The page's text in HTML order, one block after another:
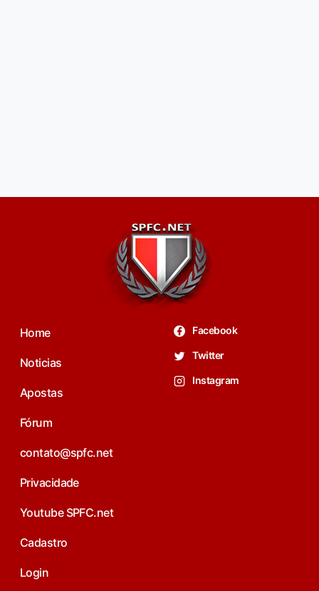
Home
Noticias
Apostas
Fórum
contato@spfc.net
Privacidade
Youtube SPFC.net
Cadastro
Login
Facebook
Twitter
Instagram